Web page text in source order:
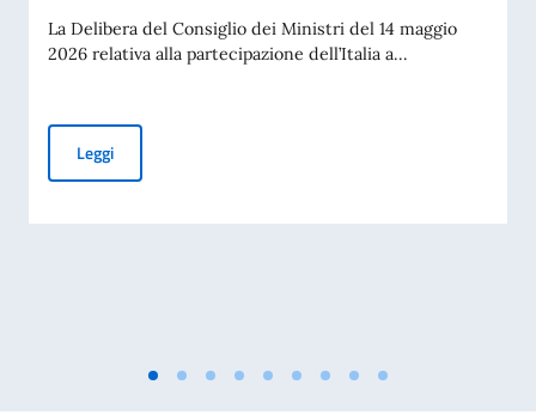
La Delibera del Consiglio dei Ministri del 14 maggio
2026 relativa alla partecipazione dell’Italia a...
LeggiPUBBLICAZIONE BANDO BALCANI 2026: CONTRIBUTI A